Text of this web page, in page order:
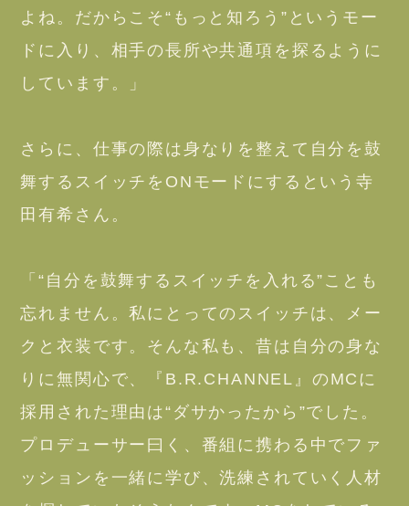
よね。だからこそ“もっと知ろう”というモー
ドに入り、相手の長所や共通項を探るように
しています。」
さらに、仕事の際は身なりを整えて自分を鼓
舞するスイッチをONモードにするという寺
田有希さん。
「“自分を鼓舞するスイッチを入れる”ことも
忘れません。私にとってのスイッチは、メー
クと衣装です。そんな私も、昔は自分の身な
りに無関心で、『B.R.CHANNEL』のMCに
採用された理由は“ダサかったから”でした。
プロデューサー曰く、番組に携わる中でファ
ッションを一緒に学び、洗練されていく人材